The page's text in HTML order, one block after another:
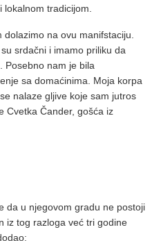
tradicijom.
na ovu manifstaciju.
srdačni i imamo priliku da
Posebno nam je bila
sa domaćinima. Moja korpa
nalaze gljive koje sam jutros
Cvetka Čander, gošća iz
da u njegovom gradu ne postoji
iz tog razloga već tri godine